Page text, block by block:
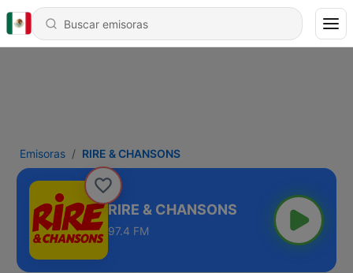
Emisoras RIRE & CHANSONS
RIRE & CHANSONS
97.4 FM